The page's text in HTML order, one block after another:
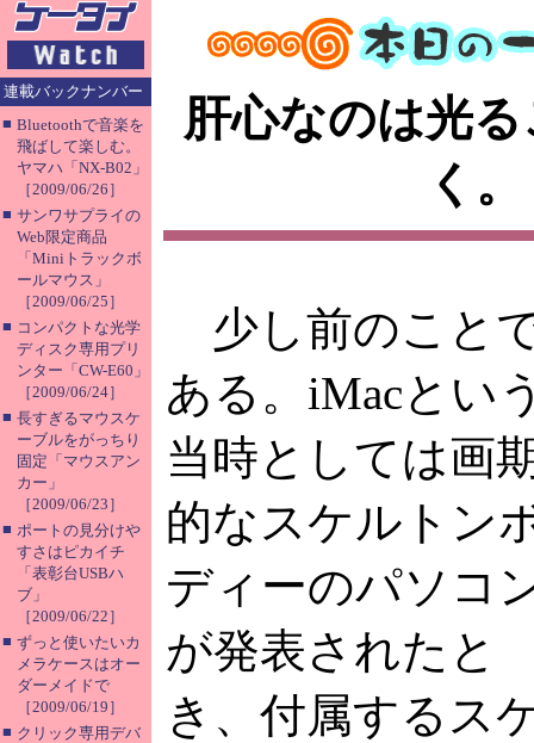
連載バックナンバー
■ Bluetoothで音楽を
飛ばして楽しむ。
ヤマハ「NX-B02」
［2009/06/26］
■ サンワサプライの
Web限定商品
「Miniトラックボ
ールマウス」
［2009/06/25］
■ コンパクトな光学
ディスク専用プリ
ンター「CW-E60」
［2009/06/24］
■ 長すぎるマウスケ
ーブルをがっちり
固定「マウスアン
カー」
［2009/06/23］
■ ポートの見分けや
すさはピカイチ
「表彰台USBハ
ブ」
［2009/06/22］
■ ずっと使いたいカ
メラケースはオー
ダーメイドで
［2009/06/19］
■ クリック専用デバ
肝心なのは光
く。
少し前のこと
ある。iMacとい
当時としては画
的なスケルトン
ディーのパソコ
が発表されたと
き、付属するス